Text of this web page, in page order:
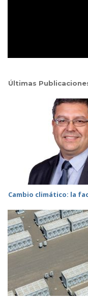
Últimas
Cambio climático: la